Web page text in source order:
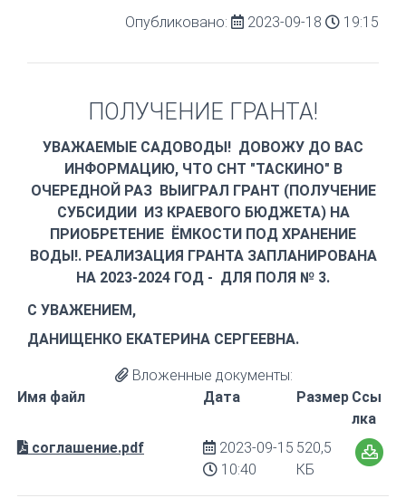
Опубликовано: 2023-09-18 19:15
ПОЛУЧЕНИЕ ГРАНТА!
УВАЖАЕМЫЕ САДОВОДЫ! ДОВОЖУ ДО ВАС
ИНФОРМАЦИЮ, ЧТО СНТ "ТАСКИНО" В
ОЧЕРЕДНОЙ РАЗ ВЫИГРАЛ ГРАНТ (ПОЛУЧЕНИЕ
СУБСИДИИ ИЗ КРАЕВОГО БЮДЖЕТА) НА
ПРИОБРЕТЕНИЕ ЁМКОСТИ ПОД ХРАНЕНИЕ
ВОДЫ!. РЕАЛИЗАЦИЯ ГРАНТА ЗАПЛАНИРОВАНА
НА 2023-2024 ГОД - ДЛЯ ПОЛЯ № 3.
С УВАЖЕНИЕМ,
ДАНИЩЕНКО ЕКАТЕРИНА СЕРГЕЕВНА.
Вложенные документы:
Имя файл
Дата Размер Ссы
лка
соглашение.pdf
2023-09-15
10:40
520,5
КБ